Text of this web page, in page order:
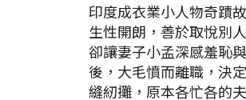
印度成衣業小人物奇蹟
生性開朗，善於取悅別
卻讓妻子小孟深感羞恥
後，大毛憤而離職，決
縫紉攤，原本各忙各的